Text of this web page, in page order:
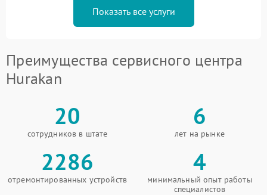
Показать все услуги
Преимущества сервисного центра
Hurakan
20
сотрудников в штате
6
лет на рынке
2286
отремонтированных устройств
4
минимальный опыт работы
специалистов